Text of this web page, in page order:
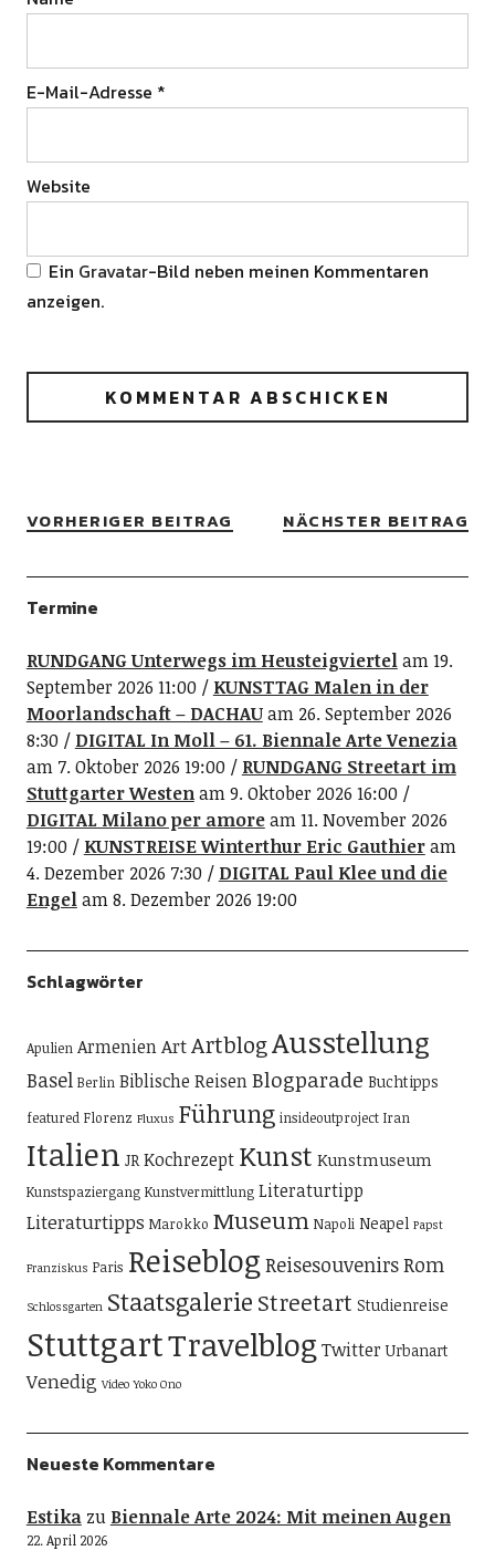
E-Mail-Adresse *
Website
Ein Gravatar-Bild neben meinen Kommentaren
anzeigen.
VORHERIGER BEITRAG NÄCHSTER BEITRAG
Termine
RUNDGANG Unterwegs im Heusteigviertelam 19.
September 2026 11:00
KUNSTTAG Malen in der
Moorlandschaft – DACHAUam 26. September 2026
8:30
DIGITAL In Moll – 61. Biennale Arte Venezia
am 7. Oktober 2026 19:00
RUNDGANG Streetart im
Stuttgarter Westenam 9. Oktober 2026 16:00
DIGITAL Milano per amoream 11. November 2026
19:00
KUNSTREISE Winterthur Eric Gauthieram
4. Dezember 2026 7:30
DIGITAL Paul Klee und die
Engelam 8. Dezember 2026 19:00
Schlagwörter
Apulien ArmenienArtArtblogAusstellung
Basel Berlin Biblische ReisenBlogparade Buchtipps
featured Florenz Fluxus Führung insideoutproject Iran
Italien JR Kochrezept Kunst Kunstmuseum
Kunstspaziergang Kunstvermittlung Literaturtipp
Literaturtipps Marokko Museum Napoli Neapel Papst
Franziskus Paris Reiseblog ReisesouvenirsRom
Schlossgarten Staatsgalerie Streetart Studienreise
StuttgartTravelblog Twitter Urbanart
Venedig Video Yoko Ono
Neueste Kommentare
Estikazu Biennale Arte 2024: Mit meinen Augen
22. April 2026